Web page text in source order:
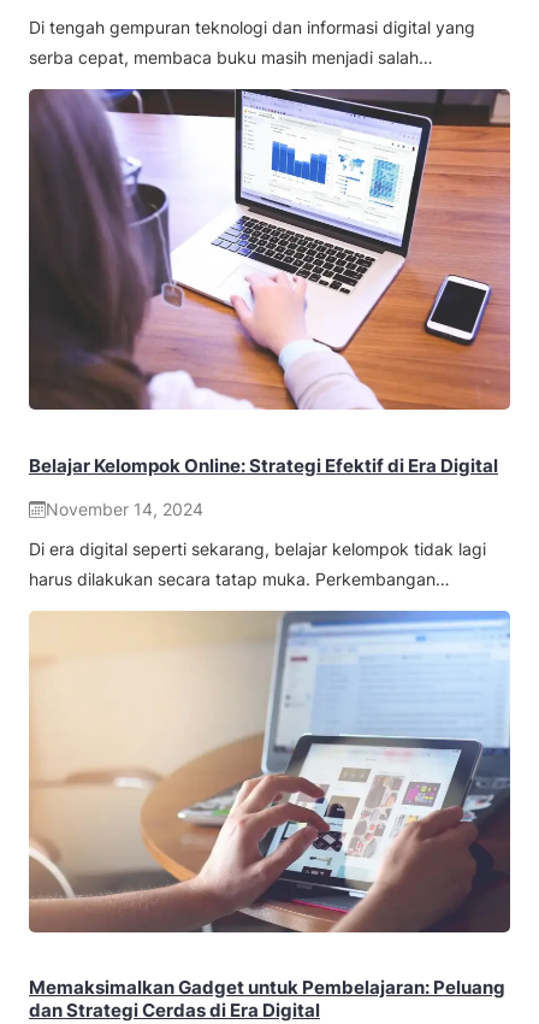
Di tengah gempuran teknologi dan informasi digital yang
serba cepat, membaca buku masih menjadi salah…
Belajar Kelompok Online: Strategi Efektif di Era Digital
November 14, 2024
Di era digital seperti sekarang, belajar kelompok tidak lagi
harus dilakukan secara tatap muka. Perkembangan…
Memaksimalkan Gadget untuk Pembelajaran: Peluang
dan Strategi Cerdas di Era Digital